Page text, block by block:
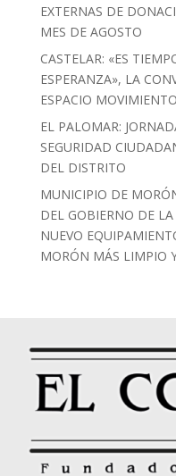
EXTERNAS DE
MES DE AGOSTO
CASTELAR: «ES
ESPERANZA», LA
ESPACIO
EL PALOMAR:
SEGURIDAD
DEL DISTRITO
MUNICIPIO DE
DEL GOBIERNO DE
NUEVO
MORÓN MÁS LIMPIO